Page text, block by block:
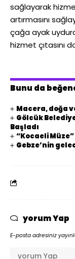
sağlayarak
artırmasını
çağa ayak
hizmet çıtasını
Bunu da
Macera, doğa
Gölcük
Başladı
“Kocaeli
Gebze’nin
yorum Yap
E-posta adresiniz